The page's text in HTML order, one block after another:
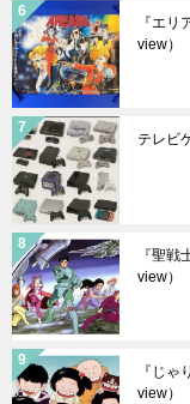
『エリ
view）
テレビ
『聖
view）
『じゃ
view）